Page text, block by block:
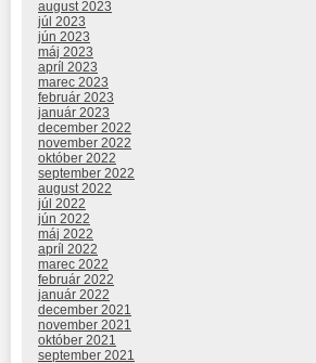
august 2023
júl 2023
jún 2023
máj 2023
apríl 2023
marec 2023
február 2023
január 2023
december 2022
november 2022
október 2022
september 2022
august 2022
júl 2022
jún 2022
máj 2022
apríl 2022
marec 2022
február 2022
január 2022
december 2021
november 2021
október 2021
september 2021